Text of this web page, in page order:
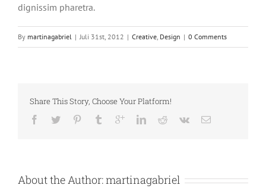
dignissim pharetra.
By martinagabriel | Juli 31st, 2012 | Creative, Design | 0 Comments
Share This Story, Choose Your Platform!
About the Author:martinagabriel